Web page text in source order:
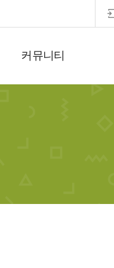
커뮤니티